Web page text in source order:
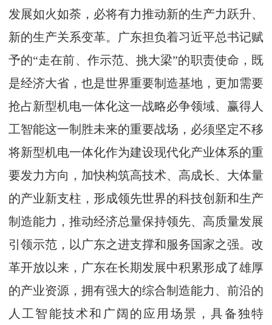
发展如火如荼，必将有力推动新的生产力跃升、
新的生产关系变革。广东担负着习近平总书记赋
予的“走在前、作示范、挑大梁”的职责使命，既
是经济大省，也是世界重要制造基地，更加需要
抢占新型机电一体化这一战略必争领域、赢得人
工智能这一制胜未来的重要战场，必须坚定不移
将新型机电一体化作为建设现代化产业体系的重
要发力方向，加快构筑高技术、高成长、大体量
的产业新支柱，形成领先世界的科技创新和生产
制造能力，推动经济总量保持领先、高质量发展
引领示范，以广东之进支撑和服务国家之强。改
革开放以来，广东在长期发展中积累形成了雄厚
的产业资源，拥有强大的综合制造能力、前沿的
人工智能技术和广阔的应用场景，具备独特